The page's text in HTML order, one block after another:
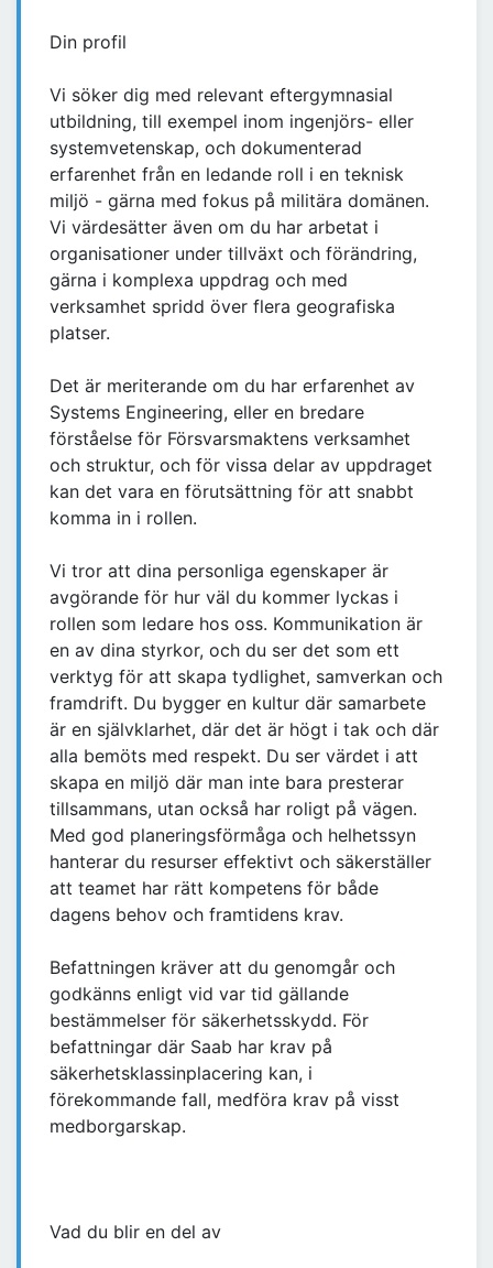
Din profil
Vi söker dig med relevant eftergymnasial
utbildning, till exempel inom ingenjörs- eller
systemvetenskap, och dokumenterad
erfarenhet från en ledande roll i en teknisk
miljö - gärna med fokus på militära domänen.
Vi värdesätter även om du har arbetat i
organisationer under tillväxt och förändring,
gärna i komplexa uppdrag och med
verksamhet spridd över flera geografiska
platser.
Det är meriterande om du har erfarenhet av
Systems Engineering, eller en bredare
förståelse för Försvarsmaktens verksamhet
och struktur, och för vissa delar av uppdraget
kan det vara en förutsättning för att snabbt
komma in i rollen.
Vi tror att dina personliga egenskaper är
avgörande för hur väl du kommer lyckas i
rollen som ledare hos oss. Kommunikation är
en av dina styrkor, och du ser det som ett
verktyg för att skapa tydlighet, samverkan och
framdrift. Du bygger en kultur där samarbete
är en självklarhet, där det är högt i tak och där
alla bemöts med respekt. Du ser värdet i att
skapa en miljö där man inte bara presterar
tillsammans, utan också har roligt på vägen.
Med god planeringsförmåga och helhetssyn
hanterar du resurser effektivt och säkerställer
att teamet har rätt kompetens för både
dagens behov och framtidens krav.
Befattningen kräver att du genomgår och
godkänns enligt vid var tid gällande
bestämmelser för säkerhetsskydd. För
befattningar där Saab har krav på
säkerhetsklassinplacering kan, i
förekommande fall, medföra krav på visst
medborgarskap.
Vad du blir en del av